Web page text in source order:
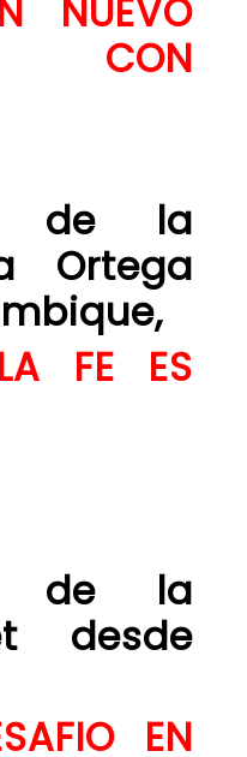
NUEVO
CON
de la
Ortega
LA FE ES
de la
desde
EN